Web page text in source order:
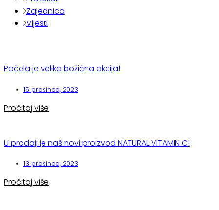
Zajednica
Vijesti
Počela je velika božićna akcija!
15 prosinca, 2023
Pročitaj više
U prodaji je naš novi proizvod NATURAL VITAMIN C!
13 prosinca, 2023
Pročitaj više